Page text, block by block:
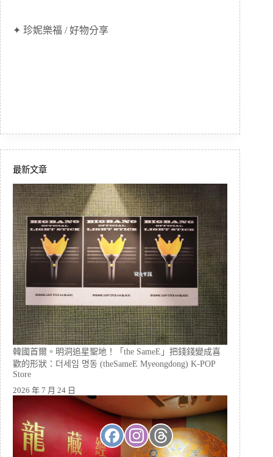
✦ 珍妮樂福 / 好物分享
最新文章
韓國首爾。明洞追星聖地！「the SameE」把錢錢變成喜
歡的形狀：더세임 명동 (theSameE Myeongdong) K-POP
Store
2026 年 7 月 24 日